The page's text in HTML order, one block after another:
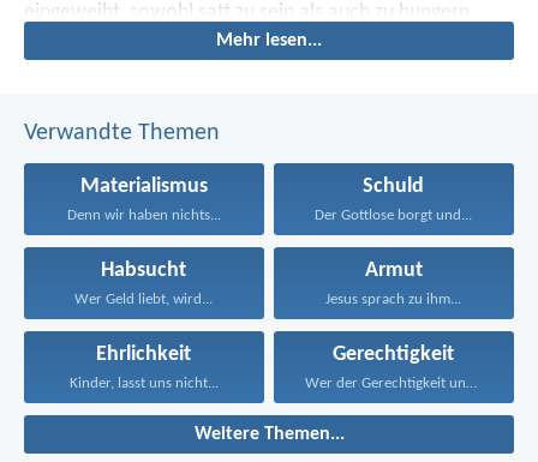
eingeweiht, sowohl satt zu sein als auch zu hungern,
sowohl Überfluss zu haben als auch Mangel zu leiden.
Mehr lesen...
Verwandte Themen
Materialismus
Denn wir haben nichts...
Schuld
Der Gottlose borgt und...
Habsucht
Wer Geld liebt, wird...
Armut
Jesus sprach zu ihm...
Ehrlichkeit
Kinder, lasst uns nicht...
Gerechtigkeit
Wer der Gerechtigkeit und...
Weitere Themen...